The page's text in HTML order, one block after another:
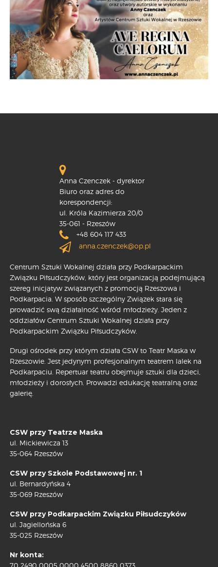
Anna Czenczek - dyrektor
Biuro oraz adres do
korespondencji:
ul. Króla Kazimierza 20/0
35-061 - Rzeszów
+48 604 117 433
anna.czenczek@op.pl
Centrum Sztuki Wokalnej działa przy Podkarpackim
Związku Piłsudczyków, który jest organizacją podejmującą
szereg inicjatyw związanych z promocją Rzeszowa i
Podkarpacia. W sposób szczególny Związek stara się
prowadzić swą działalność wśród młodzieży. Jeden z
oddziałów Centrum Sztuki Wokalnej działa przy
Podkarpackim Związku Piłsudczyków.
Drugi ośrodek przy którym działa CSW to Teatr Maska w
Rzeszowie. Jest jedynym profesjonalnym teatrem lalek na
Podkarpaciu. Repertuar teatru obejmuje sztuki dla dzieci,
młodzieży i dorosłych. Prowadzi edukację teatralną oraz
galerię.
CSW przy Teatrze Maska
ul. Mickiewicza 13
35-064 Rzeszów
CSW przy Szkole Podstawowej nr. 1
ul. Bernardyńska 4
35-069 Rzeszów
CSW przy Podkarpackim Związku Piłsudczyków
ul. Jagiellońska 6
35-025 Rzeszów
Nr konta:
70 2490 0005 0000 4500 8860 0373